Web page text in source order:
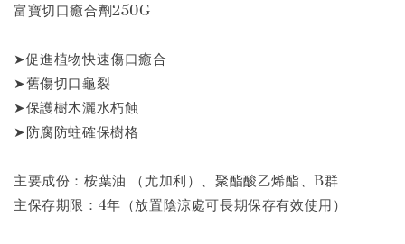
富寶切口癒合劑250G
➤促進植物快速傷口癒合
➤舊傷切口龜裂
➤保護樹木灑水朽蝕
➤防腐防蛀確保樹格
主要成份：桉葉油 （尤加利）、聚酯酸乙烯酯、B群
主保存期限：4年（放置陰涼處可長期保存有效使用）